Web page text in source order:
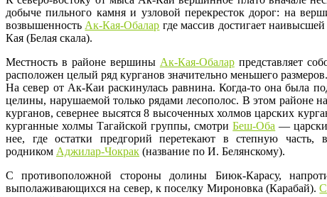
добыче пильного камня и узловой перекресток дорог: на
возвышенность Ак-Кая-Обалар где массив достигает
Кая (Белая скала).
Местность в районе вершины Ак-Кая-Обаларпредставляет
расположен целый ряд курганов значительно меньшего размеров.
На север от Ак-Каи раскинулась равнина. Когда-то она была
целины, нарушаемой только рядами лесополос. В этом районе
курганов, севернее высятся 8 высоченных холмов царских
курганные холмы Тагайской группы, смотриБеш-Оба —
нее, где остатки предгорий перетекают в степную
родником Аджилар-Чокрак (название по И. Белянскому).
С противоположной стороны долины Биюк-Карасу,
выполаживающихся на север, к поселку Мироновка (Карабай).